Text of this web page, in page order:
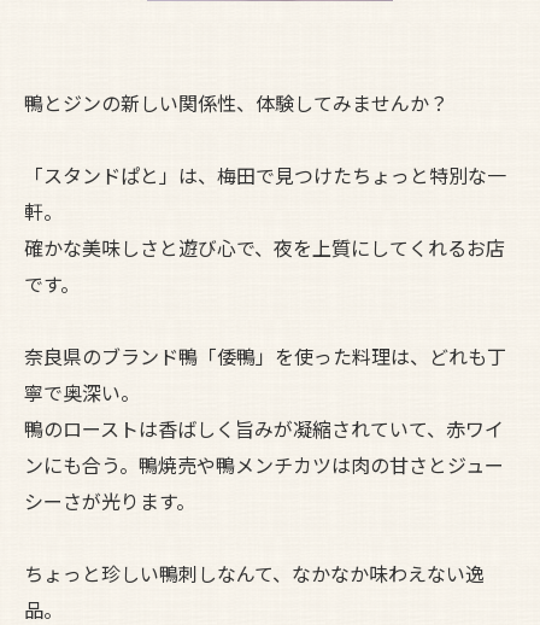
鴨とジンの新しい関係性、体験してみませんか？
「スタンドぱと」は、梅田で見つけたちょっと特別な一
軒。
確かな美味しさと遊び心で、夜を上質にしてくれるお店
です。
奈良県のブランド鴨「倭鴨」を使った料理は、どれも丁
寧で奥深い。
鴨のローストは香ばしく旨みが凝縮されていて、赤ワイ
ンにも合う。鴨焼売や鴨メンチカツは肉の甘さとジュー
シーさが光ります。
ちょっと珍しい鴨刺しなんて、なかなか味わえない逸
品。